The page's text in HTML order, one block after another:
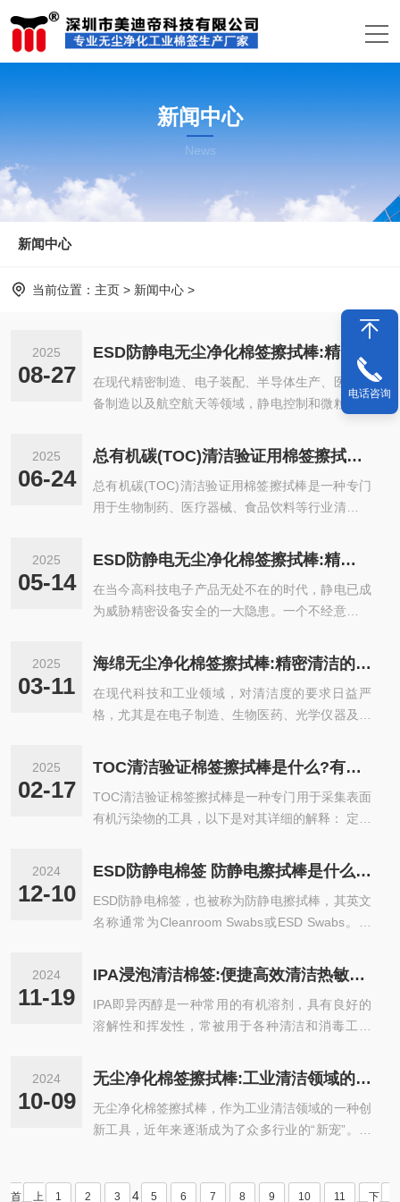
新闻中心
News
新闻中心
当前位置： 主页 > 新闻中心 >
2025
08-27
ESD防静电无尘净化棉签擦拭棒:精密制造领域的隐形守护者!
在现代精密制造、电子装配、半导体生产、医疗设
备制造以及航空航天等领域，静电控制和微粒污染
尘、静电或杂质，都可能对产品的性···
2025
06-24
总有机碳(TOC)清洁验证用棉签擦拭棒是什么?有什么用?
总有机碳(TOC)清洁验证用棉签擦拭棒是一种专门
用于生物制药、医疗器械、食品饮料等行业清洁验
污染物，以确保生产环境的洁净度符···
2025
05-14
ESD防静电无尘净化棉签擦拭棒:精密清洁领域的守护者!
在当今高科技电子产品无处不在的时代，静电已成
为威胁精密设备安全的一大隐患。一个不经意的静
能和寿命。而ESD防静电无尘净化棉···
2025
03-11
海绵无尘净化棉签擦拭棒:精密清洁的新选择!
在现代科技和工业领域，对清洁度的要求日益严
格，尤其是在电子制造、生物医药、光学仪器及航
都可能对产品性能造成不可估量的影···
2025
02-17
TOC清洁验证棉签擦拭棒是什么?有什么用?
TOC清洁验证棉签擦拭棒是一种专门用于采集表面
有机污染物的工具，以下是对其详细的解释： 定义
它代表样品中有机物的碳含量，是评估清洁程···
2024
12-10
ESD防静电棉签 防静电擦拭棒是什么?有什么用?
ESD防静电棉签，也被称为防静电擦拭棒，其英文
名称通常为Cleanroom Swabs或ESD Swabs。以
ESD防静电棉签是专为高度洁净以及需要防静电产
生的···
2024
11-19
IPA浸泡清洁棉签:便捷高效清洁热敏打印机头的理想选择!
IPA即异丙醇是一种常用的有机溶剂，具有良好的
溶解性和挥发性，常被用于各种清洁和消毒工作
签提供了一个便捷且高效的选择。 热敏打···
2024
10-09
无尘净化棉签擦拭棒:工业清洁领域的新宠!
无尘净化棉签擦拭棒，作为工业清洁领域的一种创
新工具，近年来逐渐成为了众多行业的“新宠”。其
首 上 1 2 3 4 5 6 7 8 9 10 11 下
电话咨询